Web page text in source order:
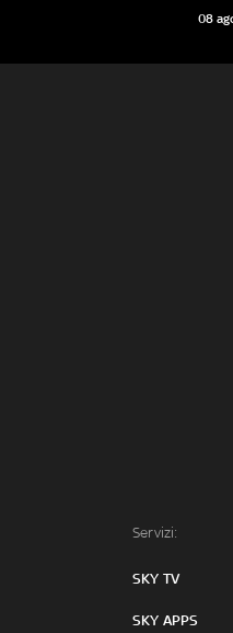
08
Servizi:
SKY TV
SKY APPS